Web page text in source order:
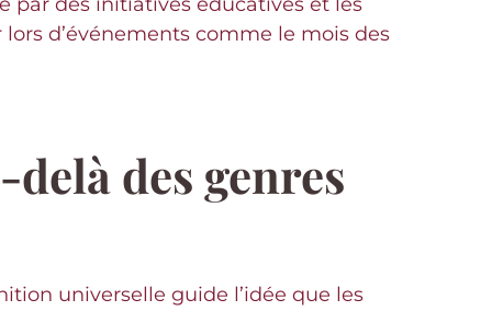
par des initiatives éducatives et les
d’événements comme le mois des
des genres
universelle guide l’idée que les